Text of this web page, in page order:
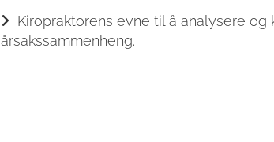

Kiropraktorens evne til å analysere og
årsakssammenheng.